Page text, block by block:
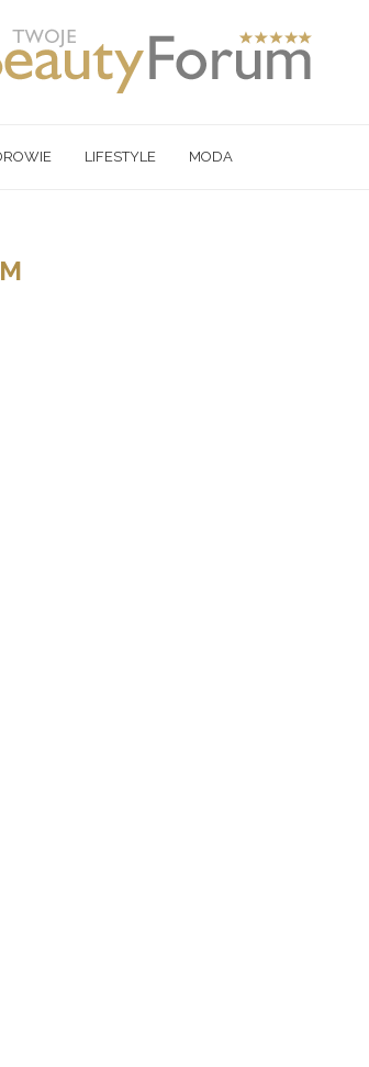
LIFESTYLE MODA